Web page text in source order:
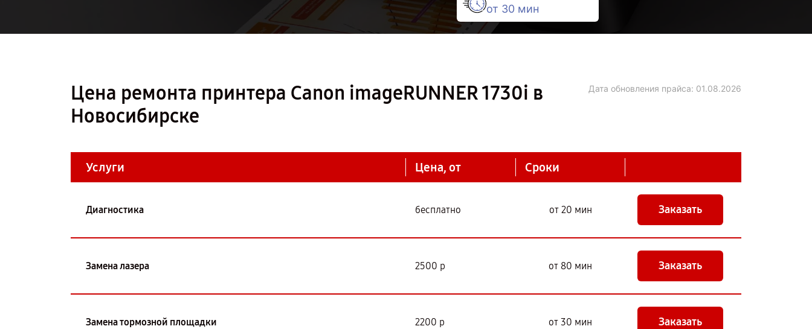
от 30 мин
Цена ремонта принтера Canon imageRUNNER 1730i в
Новосибирске
Дата обновления прайса: 01.08.2026
Услуги Цена, от Сроки
Диагностика бесплатно от 20 мин Заказать
Замена лазера 2500 р от 80 мин Заказать
Замена тормозной площадки 2200 р от 30 мин Заказать